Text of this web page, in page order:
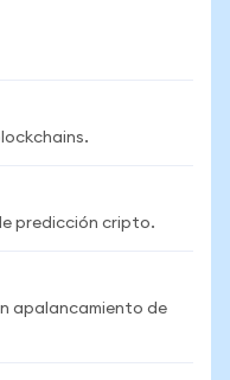
predicción cripto.
apalancamiento de